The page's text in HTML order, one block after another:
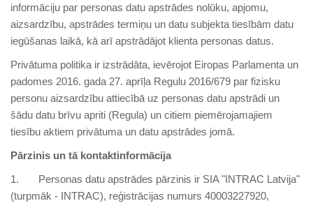
informāciju par personas datu apstrādes nolūku, apjomu,
aizsardzību, apstrādes termiņu un datu subjekta tiesībām datu
iegūšanas laikā, kā arī apstrādājot klienta personas datus.
Privātuma politika ir izstrādāta, ievērojot Eiropas Parlamenta un
padomes 2016. gada 27. aprīļa Regulu 2016/679 par fizisku
personu aizsardzību attiecībā uz personas datu apstrādi un
šādu datu brīvu apriti (Regula) un citiem piemērojamajiem
tiesību aktiem privātuma un datu apstrādes jomā.
Pārzinis un tā kontaktinformācija
1. Personas datu apstrādes pārzinis ir SIA "INTRAC Latvija"
(turpmāk - INTRAC), reģistrācijas numurs 40003227920,